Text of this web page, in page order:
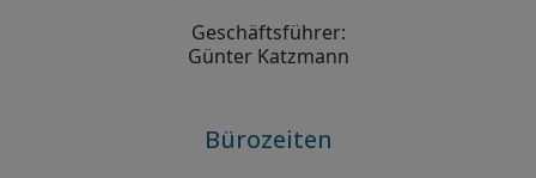
Geschäftsführer:
Günter Katzmann
Bürozeiten